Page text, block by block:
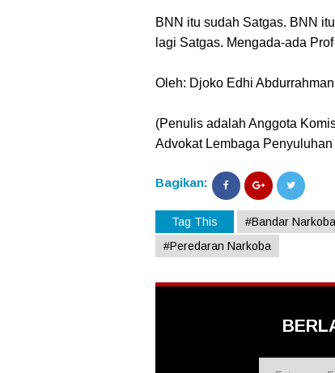
BNN itu sudah Satgas. BNN
lagi Satgas. Mengada-ada Prof
Oleh: Djoko Edhi Abdurrahman
(Penulis adalah Anggota
Advokat Lembaga
Bagikan:
Tag This #Bandar Narkoba
#Peredaran Narkoba